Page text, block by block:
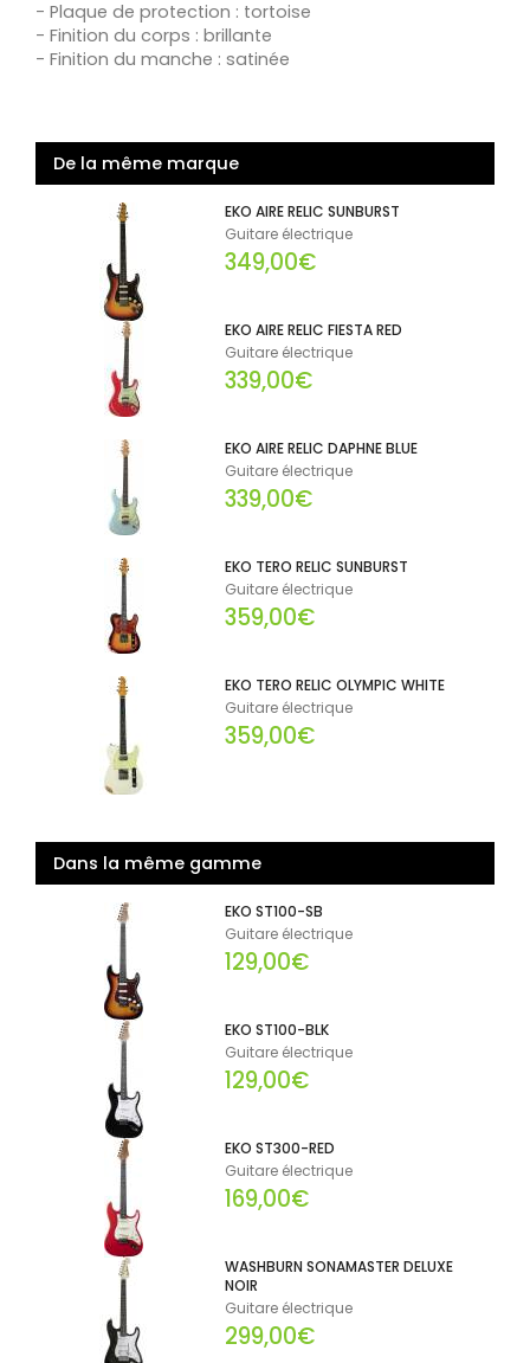
- Plaque de protection : tortoise
- Finition du corps : brillante
- Finition du manche : satinée
De la même marque
EKO AIRE RELIC SUNBURST
Guitare électrique
349,00€
EKO AIRE RELIC FIESTA RED
Guitare électrique
339,00€
EKO AIRE RELIC DAPHNE BLUE
Guitare électrique
339,00€
EKO TERO RELIC SUNBURST
Guitare électrique
359,00€
EKO TERO RELIC OLYMPIC WHITE
Guitare électrique
359,00€
Dans la même gamme
EKO ST100-SB
Guitare électrique
129,00€
EKO ST100-BLK
Guitare électrique
129,00€
EKO ST300-RED
Guitare électrique
169,00€
WASHBURN SONAMASTER DELUXE
NOIR
Guitare électrique
299,00€